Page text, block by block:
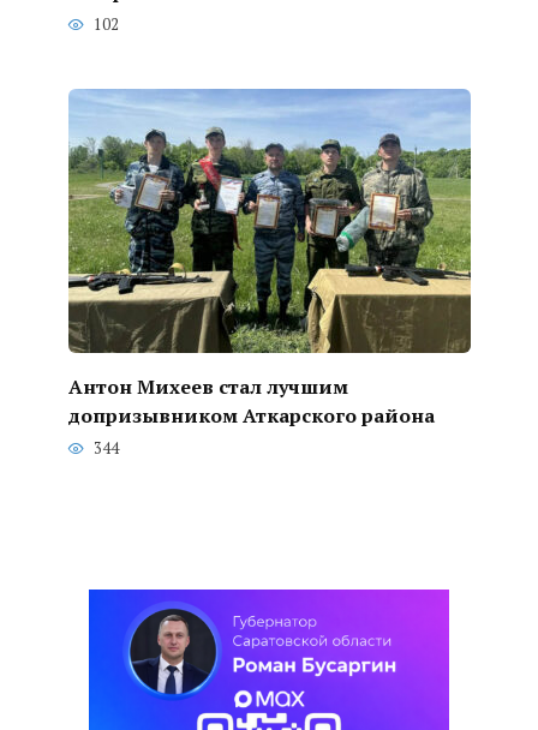
102
Антон Михеев стал лучшим
допризывником Аткарского района
344